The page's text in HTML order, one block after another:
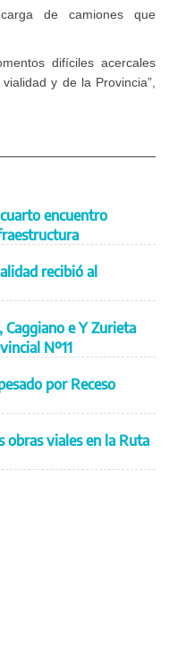
de camiones que
difíciles acercales
y de la Provincia”,
encuentro
recibió al
e Y Zurieta
Nº11
por Receso
obras viales en la Ruta